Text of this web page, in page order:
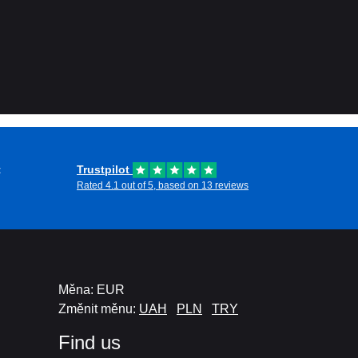
Trustpilot
Rated 4.1 out of 5, based on 13 reviews
Měna: EUR
Změnit měnu: UAH PLN TRY
Find us